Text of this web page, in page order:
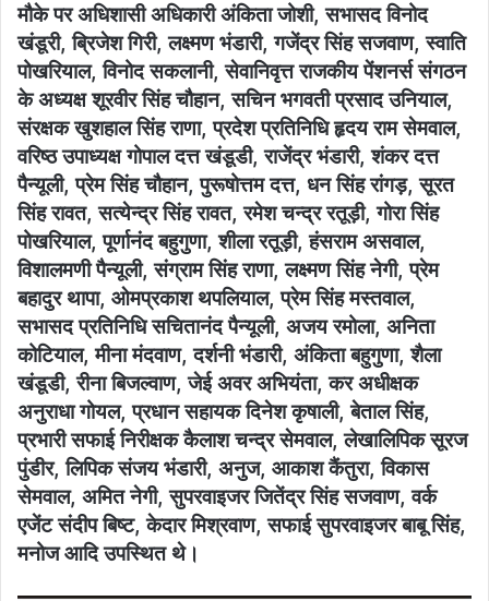
मौके पर अधिशासी अधिकारी अंकिता जोशी, सभासद विनोद
खंडूरी, ब्रिजेश गिरी, लक्ष्मण भंडारी, गजेंद्र सिंह सजवाण, स्वाति
पोखरियाल, विनोद सकलानी, सेवानिवृत्त राजकीय पेंशनर्स संगठन
के अध्यक्ष शूरवीर सिंह चौहान, सचिन भगवती प्रसाद उनियाल,
संरक्षक खुशहाल सिंह राणा, प्रदेश प्रतिनिधि हृदय राम सेमवाल,
वरिष्ठ उपाध्यक्ष गोपाल दत्त खंडूडी, राजेंद्र भंडारी, शंकर दत्त
पैन्यूली, प्रेम सिंह चौहान, पुरूषोत्तम दत्त, धन सिंह रांगड़, सूरत
सिंह रावत, सत्येन्द्र सिंह रावत, रमेश चन्द्र रतूड़ी, गोरा सिंह
पोखरियाल, पूर्णानंद बहुगुणा, शीला रतूड़ी, हंसराम असवाल,
विशालमणी पैन्यूली, संग्राम सिंह राणा, लक्ष्मण सिंह नेगी, प्रेम
बहादुर थापा, ओमप्रकाश थपलियाल, प्रेम सिंह मस्तवाल,
सभासद प्रतिनिधि सचितानंद पैन्यूली, अजय रमोला, अनिता
कोटियाल, मीना मंदवाण, दर्शनी भंडारी, अंकिता बहुगुणा, शैला
खंडूडी, रीना बिजल्वाण, जेई अवर अभियंता, कर अधीक्षक
अनुराधा गोयल, प्रधान सहायक दिनेश कृषाली, बेताल सिंह,
प्रभारी सफाई निरीक्षक कैलाश चन्द्र सेमवाल, लेखालिपिक सूरज
पुंडीर, लिपिक संजय भंडारी, अनुज, आकाश कैंतुरा, विकास
सेमवाल, अमित नेगी, सुपरवाइजर जितेंद्र सिंह सजवाण, वर्क
एजेंट संदीप बिष्ट, केदार मिश्रवाण, सफाई सुपरवाइजर बाबू सिंह,
मनोज आदि उपस्थित थे।